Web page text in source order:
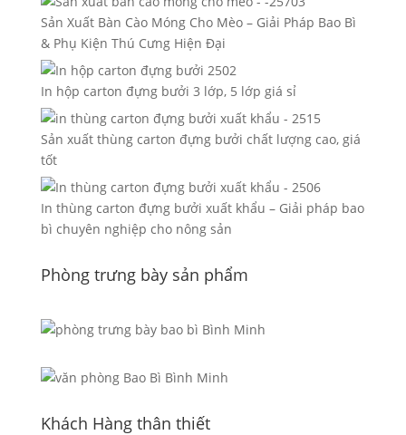
Sản Xuất Bàn Cào Móng Cho Mèo – Giải Pháp Bao Bì
& Phụ Kiện Thú Cưng Hiện Đại
In hộp carton đựng bưởi 3 lớp, 5 lớp giá sỉ
Sản xuất thùng carton đựng bưởi chất lượng cao, giá
tốt
In thùng carton đựng bưởi xuất khẩu – Giải pháp bao
bì chuyên nghiệp cho nông sản
Phòng trưng bày sản phẩm
Khách Hàng thân thiết